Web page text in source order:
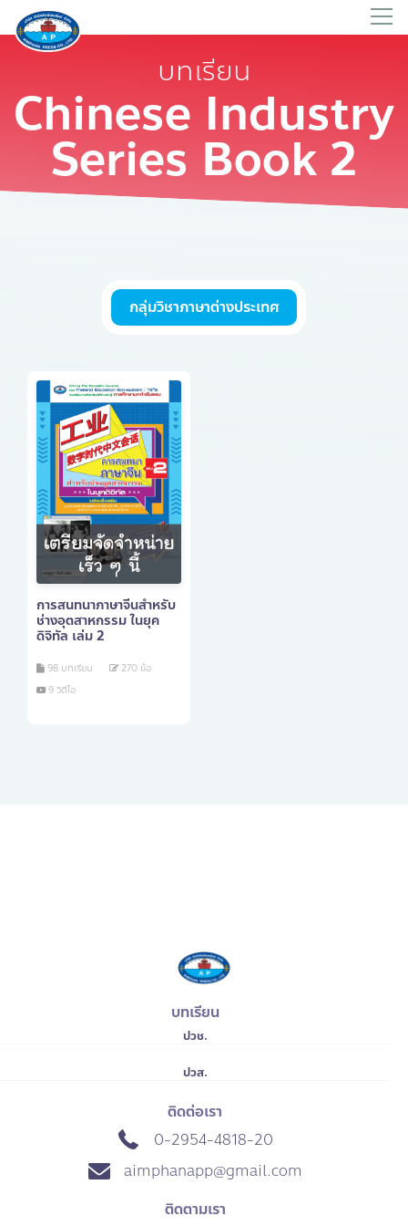
บทเรียน
Chinese Industry
Series Book 2
กลุ่มวิชาภาษาต่างประเทศ
การสนทนาภาษาจีนสำหรับ
ช่างอุตสาหกรรม ในยุค
ดิจิทัล เล่ม 2
98 บทเรียน 270ข้อ
9 วิดีโอ
บทเรียน
ปวช.
ปวส.
ติดต่อเรา
0-2954-4818-20
aimphanapp@gmail.com
ติดตามเรา